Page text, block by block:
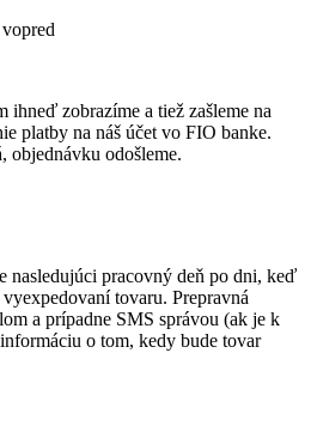
ihneď zobrazíme a tiež zašleme na
platby na náš účet vo FIO banke.
objednávku odošleme.
nasledujúci pracovný deň po dni, keď
tovaru. Prepravná
a prípadne SMS správou (ak je k
o tom, kedy bude tovar